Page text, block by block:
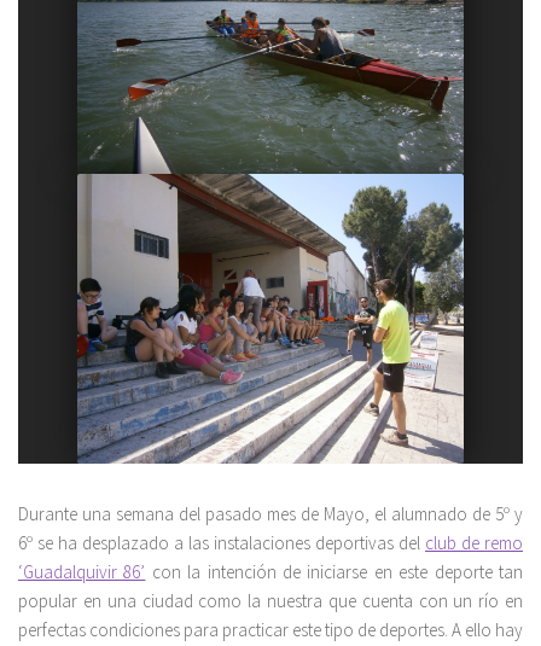
Durante una semana del pasado mes de Mayo, el alumnado de 5º y
6º se ha desplazado a las instalaciones deportivas del club de remo
‘Guadalquivir 86’ con la intención de iniciarse en este deporte tan
popular en una ciudad como la nuestra que cuenta con un río en
perfectas condiciones para practicar este tipo de deportes. A ello hay